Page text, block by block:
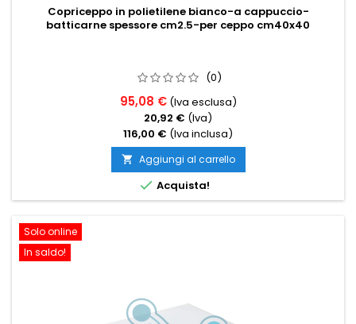
Copriceppo in polietilene bianco-a cappuccio-
batticarne spessore cm2.5-per ceppo cm40x40
(0)
95,08 € (Iva esclusa)
20,92 € (Iva)
116,00 € (Iva inclusa)
 Aggiungi al carrello
 Acquista!
Solo online
In saldo!